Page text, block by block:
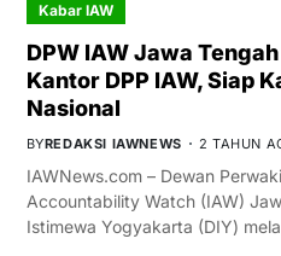
Kabar IAW
DPW IAW Jawa
Kantor DPP IAW, Siap
Nasional
BYREDAKSI IAWNEWS 2 TAHUN
IAWNews.com – Dewan
Accountability Watch (IAW)
Istimewa Yogyakarta (DIY)